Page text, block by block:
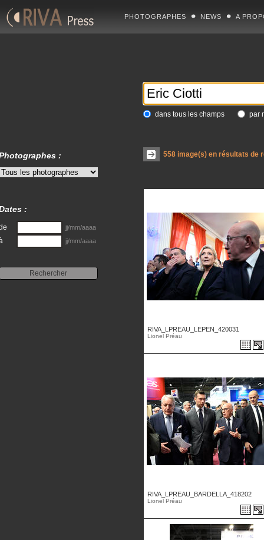
PHOTOGRAPHES NEWS A
dans tous les champs par
558image(s) en résultats de
RIVA_LPREAU_LEPEN_420031
Lionel Préau
RIVA_LPREAU_BARDELLA_418202
Lionel Préau
:
:
jj/mm/aaaa
jj/mm/aaaa